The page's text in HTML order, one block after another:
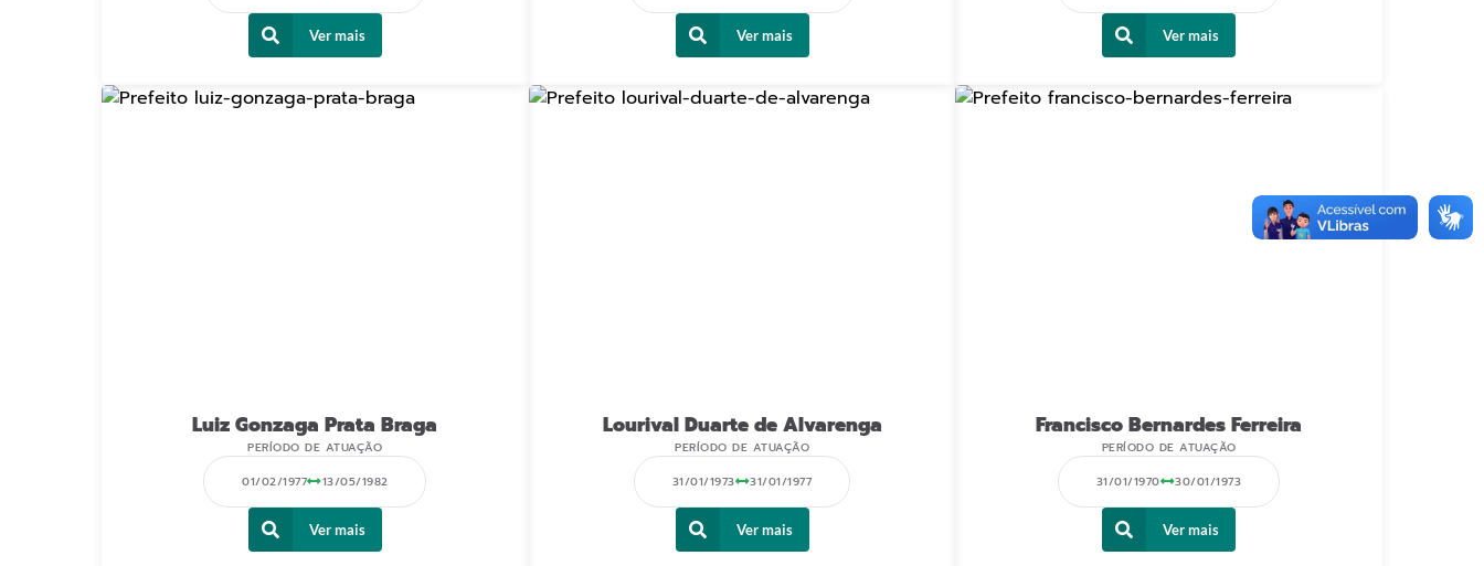
Ver mais Ver mais Ver mais
Luiz Gonzaga Prata Braga
PERÍODO DE ATUAÇÃO
01/02/1977 13/05/1982
Ver mais
Lourival Duarte de Alvarenga
PERÍODO DE ATUAÇÃO
31/01/1973 31/01/1977
Ver mais
Francisco Bernardes Ferreira
PERÍODO DE ATUAÇÃO
31/01/1970 30/01/1973
Ver mais